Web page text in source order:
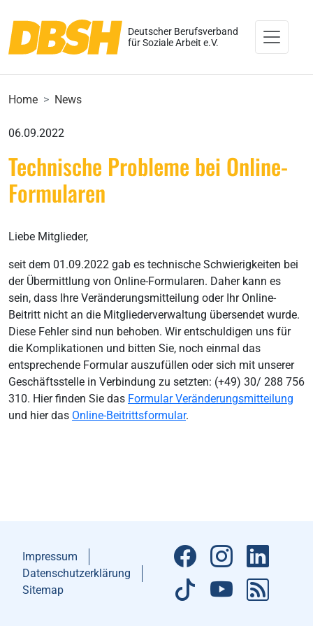
Deutscher Berufsverband
für Soziale Arbeit e.V.
Home News
06.09.2022
Technische Probleme bei Online-
Formularen
Liebe Mitglieder,­­
seit dem 01.09.2022 gab es technische Schwierigkeiten bei
der Übermittlung von Online-Formularen. Daher kann es
sein, dass Ihre Veränderungsmitteilung oder Ihr Online-
Beitritt nicht an die Mitgliederverwaltung übersendet wurde.
Diese Fehler sind nun behoben. Wir entschuldigen uns für
die Komplikationen und bitten Sie, noch einmal das
entsprechende Formular auszufüllen oder sich mit unserer
Geschäftsstelle in Verbindung zu setzten: (+49) 30/ 288 756
310. Hier finden Sie das Formular Veränderungsmitteilung
und hier das Online-Beitrittsformular.
Impressum
Datenschutzerklärung
Sitemap